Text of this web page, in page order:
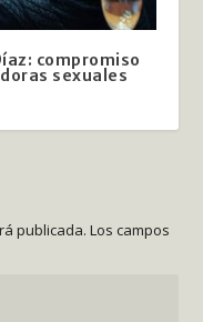
compromiso
sexuales
publicada. Los campos